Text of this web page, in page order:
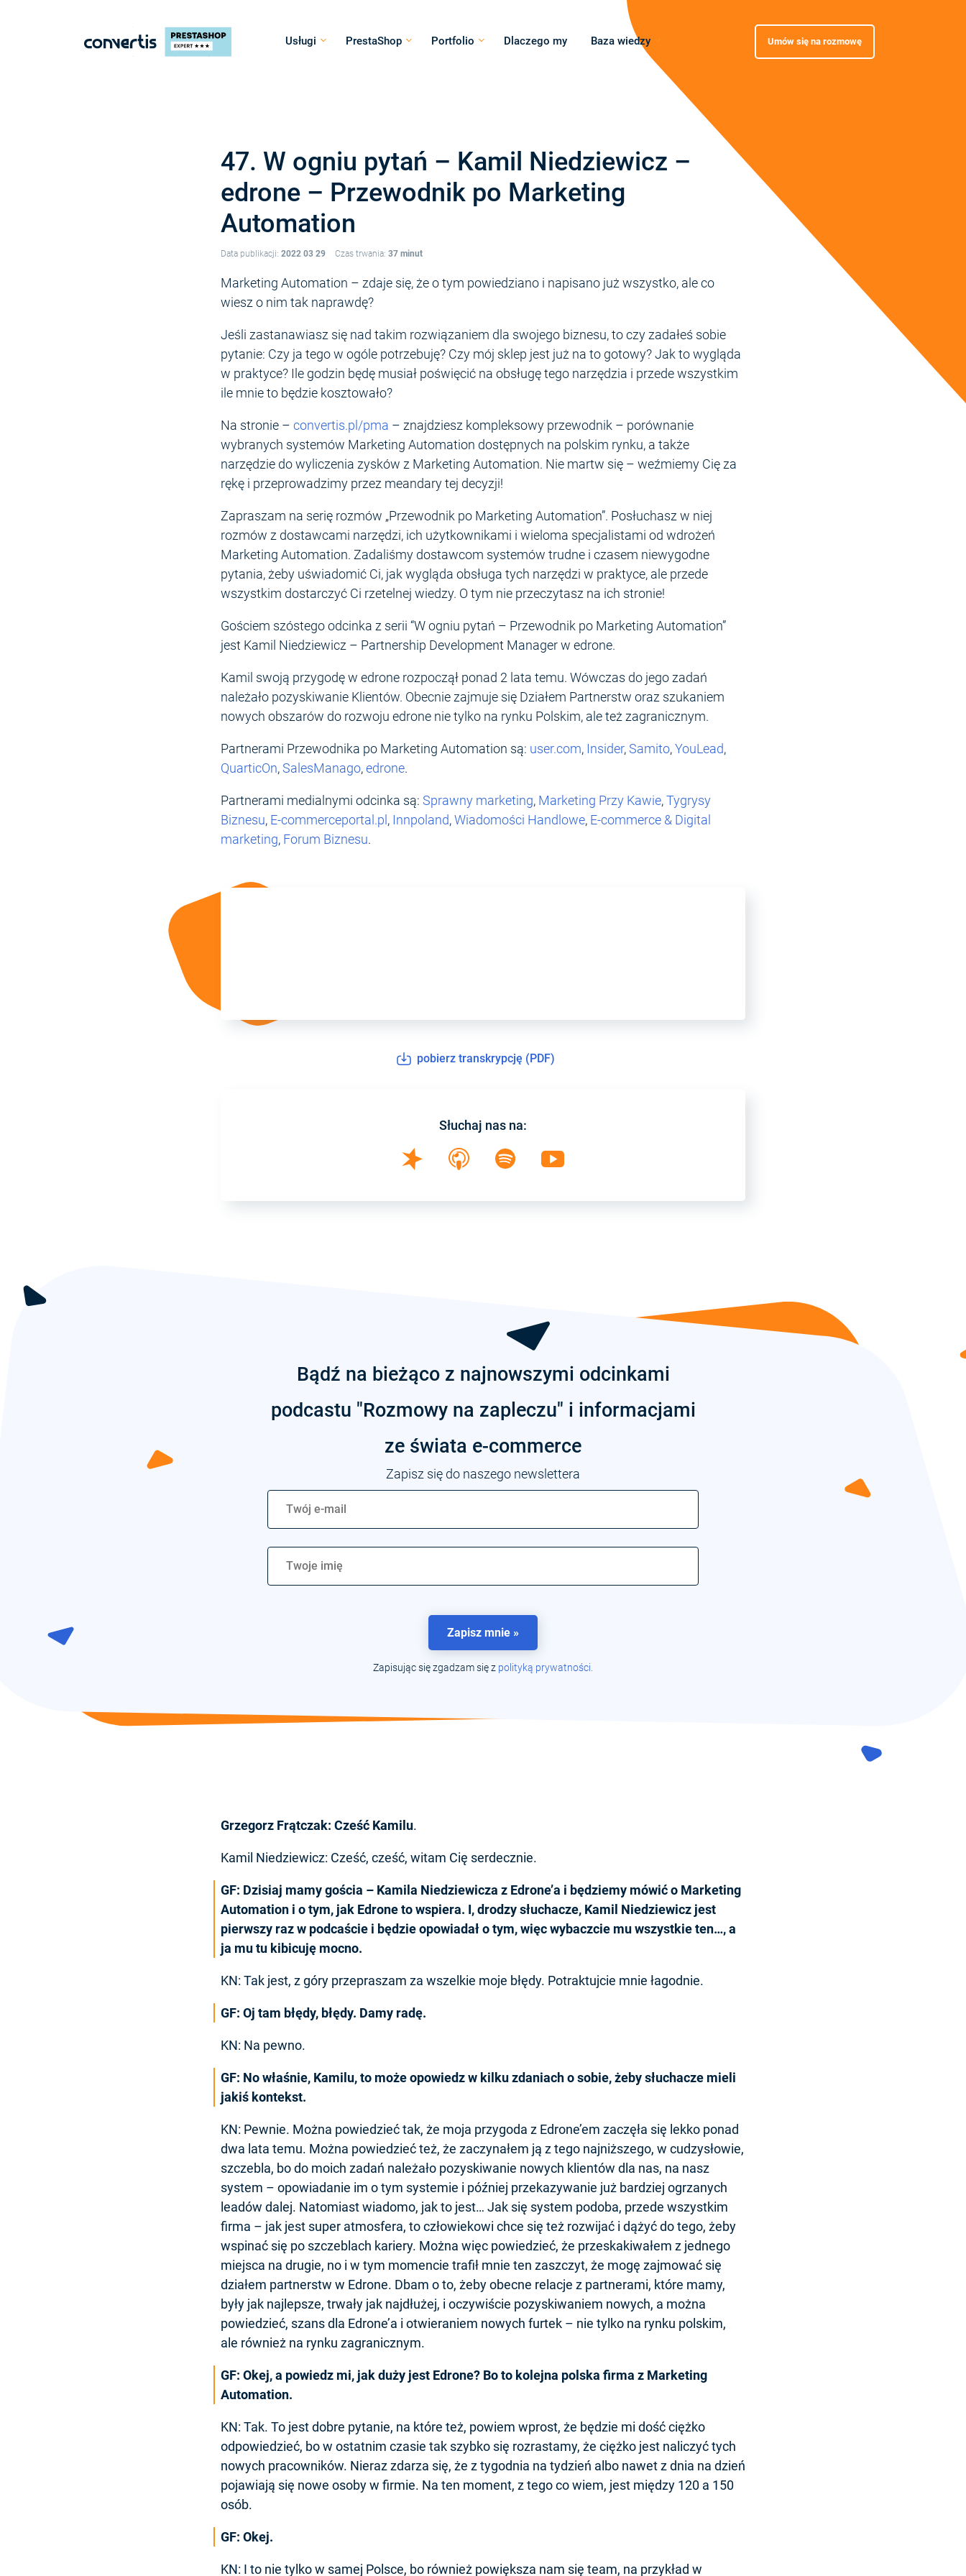
Usługi PrestaShop Portfolio Dlaczego my Baza wiedzy Umów się na rozmowę
47. W ogniu pytań – Kamil Niedziewicz –
edrone – Przewodnik po Marketing
Automation
Data publikacji: 2022 03 29 Czas trwania: 37 minut
Marketing Automation – zdaje się, że o tym powiedziano i napisano już wszystko, ale co
wiesz o nim tak naprawdę?
Jeśli zastanawiasz się nad takim rozwiązaniem dla swojego biznesu, to czy zadałeś sobie
pytanie: Czy ja tego w ogóle potrzebuję? Czy mój sklep jest już na to gotowy? Jak to wygląda
w praktyce? Ile godzin będę musiał poświęcić na obsługę tego narzędzia i przede wszystkim
ile mnie to będzie kosztowało?
Na stronie – convertis.pl/pma – znajdziesz kompleksowy przewodnik – porównanie
wybranych systemów Marketing Automation dostępnych na polskim rynku, a także
narzędzie do wyliczenia zysków z Marketing Automation. Nie martw się – weźmiemy Cię za
rękę i przeprowadzimy przez meandary tej decyzji!
Zapraszam na serię rozmów „Przewodnik po Marketing Automation”. Posłuchasz w niej
rozmów z dostawcami narzędzi, ich użytkownikami i wieloma specjalistami od wdrożeń
Marketing Automation. Zadaliśmy dostawcom systemów trudne i czasem niewygodne
pytania, żeby uświadomić Ci, jak wygląda obsługa tych narzędzi w praktyce, ale przede
wszystkim dostarczyć Ci rzetelnej wiedzy. O tym nie przeczytasz na ich stronie!
Gościem szóstego odcinka z serii “W ogniu pytań – Przewodnik po Marketing Automation”
jest Kamil Niedziewicz – Partnership Development Manager w edrone.
Kamil swoją przygodę w edrone rozpoczął ponad 2 lata temu. Wówczas do jego zadań
należało pozyskiwanie Klientów. Obecnie zajmuje się Działem Partnerstw oraz szukaniem
nowych obszarów do rozwoju edrone nie tylko na rynku Polskim, ale też zagranicznym.
Partnerami Przewodnika po Marketing Automation są: user.com, Insider,Samito,YouLead,
QuarticOn,SalesManago,edrone.
Partnerami medialnymi odcinka są: Sprawny marketing, Marketing Przy Kawie,Tygrysy
Biznesu, E-commerceportal.pl, Innpoland,Wiadomości Handlowe, E-commerce & Digital
marketing, Forum Biznesu.
pobierz transkrypcję (PDF)
Słuchaj nas na:
Bądź na bieżąco z najnowszymi odcinkami
podcastu "Rozmowy na zapleczu" i informacjami
ze świata e-commerce
Zapisz się do naszego newslettera
Zapisz mnie »
Zapisując się zgadzam się z polityką prywatności.
Grzegorz Frątczak: Cześć Kamilu.
Kamil Niedziewicz: Cześć, cześć, witam Cię serdecznie.
GF: Dzisiaj mamy gościa – Kamila Niedziewicza z Edrone’a i będziemy mówić o Marketing
Automation i o tym, jak Edrone to wspiera. I, drodzy słuchacze, Kamil Niedziewicz jest
pierwszy raz w podcaście i będzie opowiadał o tym, więc wybaczcie mu wszystkie ten…, a
ja mu tu kibicuję mocno.
KN: Tak jest, z góry przepraszam za wszelkie moje błędy. Potraktujcie mnie łagodnie.
GF: Oj tam błędy, błędy. Damy radę.
KN: Na pewno.
GF: No właśnie, Kamilu, to może opowiedz w kilku zdaniach o sobie, żeby słuchacze mieli
jakiś kontekst.
KN: Pewnie. Można powiedzieć tak, że moja przygoda z Edrone’em zaczęła się lekko ponad
dwa lata temu. Można powiedzieć też, że zaczynałem ją z tego najniższego, w cudzysłowie,
szczebla, bo do moich zadań należało pozyskiwanie nowych klientów dla nas, na nasz
system – opowiadanie im o tym systemie i później przekazywanie już bardziej ogrzanych
leadów dalej. Natomiast wiadomo, jak to jest… Jak się system podoba, przede wszystkim
firma – jak jest super atmosfera, to człowiekowi chce się też rozwijać i dążyć do tego, żeby
wspinać się po szczeblach kariery. Można więc powiedzieć, że przeskakiwałem z jednego
miejsca na drugie, no i w tym momencie trafił mnie ten zaszczyt, że mogę zajmować się
działem partnerstw w Edrone. Dbam o to, żeby obecne relacje z partnerami, które mamy,
były jak najlepsze, trwały jak najdłużej, i oczywiście pozyskiwaniem nowych, a można
powiedzieć, szans dla Edrone’a i otwieraniem nowych furtek – nie tylko na rynku polskim,
ale również na rynku zagranicznym.
GF: Okej, a powiedz mi, jak duży jest Edrone? Bo to kolejna polska firma z Marketing
Automation.
KN: Tak. To jest dobre pytanie, na które też, powiem wprost, że będzie mi dość ciężko
odpowiedzieć, bo w ostatnim czasie tak szybko się rozrastamy, że ciężko jest naliczyć tych
nowych pracowników. Nieraz zdarza się, że z tygodnia na tydzień albo nawet z dnia na dzień
pojawiają się nowe osoby w firmie. Na ten moment, z tego co wiem, jest między 120 a 150
osób.
GF: Okej.
KN: I to nie tylko w samej Polsce, bo również powiększa nam się team, na przykład w